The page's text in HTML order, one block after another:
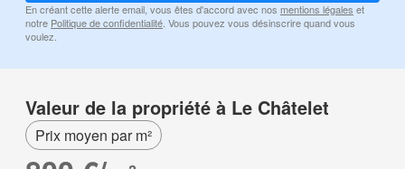
En créant cette alerte email, vous êtes d'accord avec nos mentions légales et
notre Politique de confidentialité . Vous pouvez vous désinscrire quand vous
voulez.
Valeur de la propriété à Le Châtelet
Prix moyen par m²